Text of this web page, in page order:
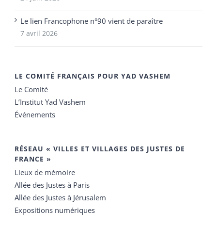
Le lien Francophone n°90 vient de paraître
7 avril 2026
LE COMITÉ FRANÇAIS POUR YAD VASHEM
Le Comité
L’Institut Yad Vashem
Événements
RÉSEAU « VILLES ET VILLAGES DES JUSTES DE
FRANCE »
Lieux de mémoire
Allée des Justes à Paris
Allée des Justes à Jérusalem
Expositions numériques